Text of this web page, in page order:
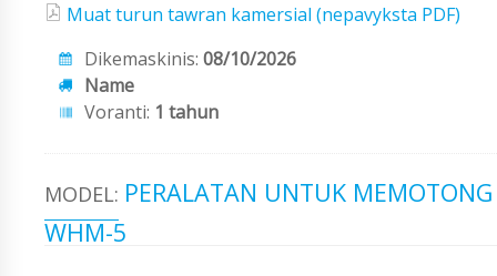
Muat turun tawran kamersial (nepavyksta PDF)
Dikemaskinis: 08/10/2026
Name
Voranti: 1 tahun
MODEL: PERALATAN UNTUK
WHM-5